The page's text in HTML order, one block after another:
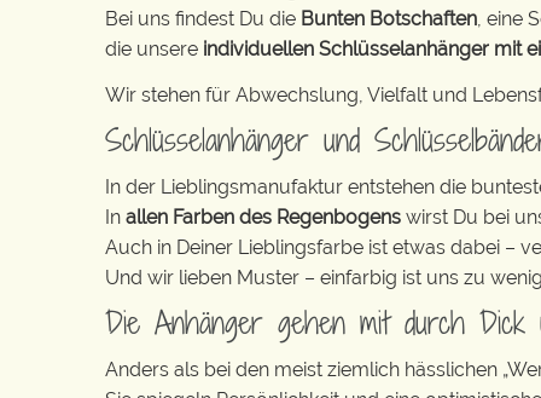
Bei uns findest Du die Bunten Botschaften, eine
die unsere individuellen Schlüsselanhänger mit
Wir stehen für Abwechslung, Vielfalt und
Schlüsselanhänger und
In der Lieblingsmanufaktur entstehen die
In allen Farben des Regenbogens wirst Du bei
Auch in Deiner Lieblingsfarbe ist etwas dabei –
Und wir lieben Muster – einfarbig ist uns zu
Die Anhänger gehen mit durch Dick
Anders als bei den meist ziemlich hässlichen